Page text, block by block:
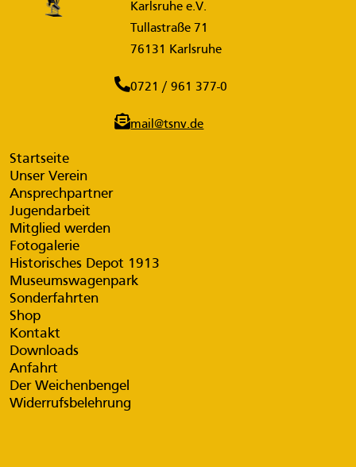
Karlsruhe e.V.
Tullastraße 71
76131 Karlsruhe
0721 / 961 377-0
mail@tsnv.de
Startseite
Unser Verein
Ansprechpartner
Jugendarbeit
Mitglied werden
Fotogalerie
Historisches Depot 1913
Museumswagenpark
Sonderfahrten
Shop
Kontakt
Downloads
Anfahrt
Der Weichenbengel
Widerrufsbelehrung